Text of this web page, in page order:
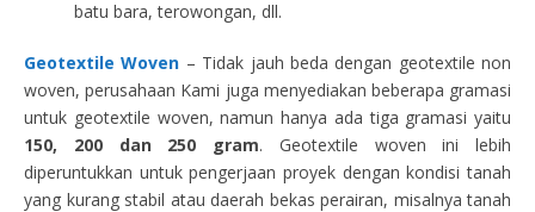
batu bara, terowongan, dll.
Geotextile Woven – Tidak jauh beda dengan geotextile non
woven, perusahaan Kami juga menyediakan beberapa gramasi
untuk geotextile woven, namun hanya ada tiga gramasi yaitu
150, 200 dan 250 gram. Geotextile woven ini lebih
diperuntukkan untuk pengerjaan proyek dengan kondisi tanah
yang kurang stabil atau daerah bekas perairan, misalnya tanah